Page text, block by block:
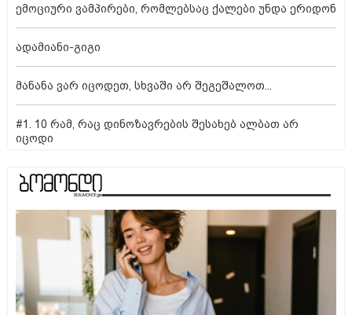
ემოციური ვამპირები, რომლებსაც ქალები უნდა ერიდონ
ადამიანი-გიგი
მანანა ვარ იცოდეთ, სხვაში არ შეგეშალოთ...
#1. 10 რამ, რაც დინოზავრების შესახებ ალბათ არ
იცოდი